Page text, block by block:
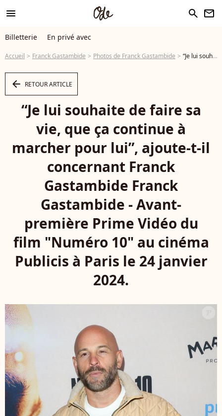
menu search newsletter
Billetterie En privé avec
Accueil Franck Gastambide Photos de Franck Gastambide “Je lui souhaite de faire sa vie, que ça continue à marcher pour lui”, ajoute-t-il concernant Franck Gastambide Franck Gastambide - Avant-première Prime Vidéo du film "Numéro 10" au cinéma Publicis à Paris le 24 janvier 2024. © Coadic Guirec/Bestimage - Photo
arrow_left RETOUR ARTICLE
“Je lui souhaite de faire sa
vie, que ça continue à
marcher pour lui”, ajoute-t-il
concernant Franck
Gastambide Franck
Gastambide - Avant-
première Prime Vidéo du
film "Numéro 10" au cinéma
Publicis à Paris le 24 janvier
2024.